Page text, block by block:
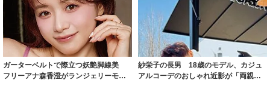
ガーターベルトで際立つ妖艶脚線美
フリーアナ森香澄がランジェリーモデ
紗栄子の長男 18歳のモデル、カジュ
アルコーデのおしゃれ近影が「両親の